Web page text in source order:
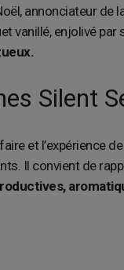
annonciateur
vanillé, enjolivé
Silent
et l’expérience
Il convient de